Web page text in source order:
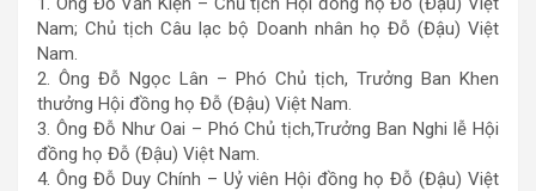
Nam; Chủ tịch Câu lạc bộ Doanh nhân họ Đỗ (Đậu) Việt
Nam.
2. Ông Đỗ Ngọc Lân – Phó Chủ tịch, Trưởng Ban Khen
thưởng Hội đồng họ Đỗ (Đậu) Việt Nam.
3. Ông Đỗ Như Oai – Phó Chủ tịch,Trưởng Ban Nghi lễ Hội
đồng họ Đỗ (Đậu) Việt Nam.
4. Ông Đỗ Duy Chính – Uỷ viên Hội đồng họ Đỗ (Đậu) Việt